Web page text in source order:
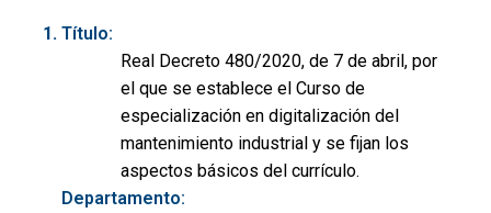
Título:
Real Decreto 480/2020, de 7 de abril, por
el que se establece el Curso de
especialización en digitalización del
mantenimiento industrial y se fijan los
aspectos básicos del currículo.
Departamento: